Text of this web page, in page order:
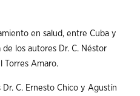
en salud, entre Cuba y
de los autores Dr. C. Néstor
Torres Amaro.
Dr. C. Ernesto Chico y Agustín